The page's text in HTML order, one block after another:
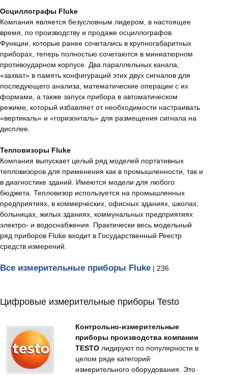
Осциллографы Fluke
Компания является безусловным лидером, в настоящее
время, по производству и продаже осциллографов.
Функции, которые ранее сочетались в крупногабаритных
приборах, теперь полностью сочетаются в миниатюрном
противоударном корпусе. Два параллельных канала,
«захват» в память конфигураций этих двух сигналов для
последующего анализа, математические операции с их
формами, а также запуск прибора в автоматическом
режиме, который избавляет от необходимости настраивать
«вертикаль» и «горизонталь» для размещения сигнала на
дисплее.
Тепловизоры Fluke
Компания выпускает целый ряд моделей портативных
тепловизоров для применения как в промышленности, так и
в диагностике зданий. Имеются модели для любого
бюджета. Тепловизор используется на промышленных
предприятиях, в коммерческих, офисных зданиях, школах,
больницах, жилых зданиях, коммунальных предприятиях
электро- и водоснабжения. Практически весь модельный
ряд приборов Fluke входит в Государственный Реестр
средств измерений.
Все измерительные приборы Fluke | 236
Цифровые измерительные приборы Testo
Контрольно-измерительные
приборы производства компании
TESTO лидируют по популярности в
целом ряде категорий
измерительного оборудования. Это